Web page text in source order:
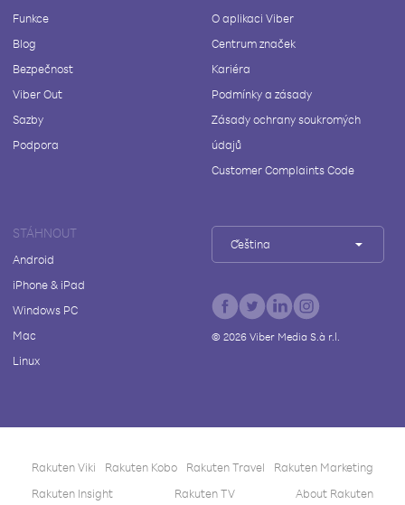
Funkce
Blog
Bezpečnost
Viber Out
Sazby
Podpora
O aplikaci Viber
Centrum značek
Kariéra
Podmínky a zásady
Zásady ochrany soukromých
údajů
Customer Complaints Code
STÁHNOUT
Android
iPhone & iPad
Windows PC
Mac
Linux
Čeština
© 2026Viber Media S.à r.l.
Rakuten Viki Rakuten Kobo Rakuten Travel
Rakuten Marketing
Rakuten Insight
Rakuten TV About Rakuten